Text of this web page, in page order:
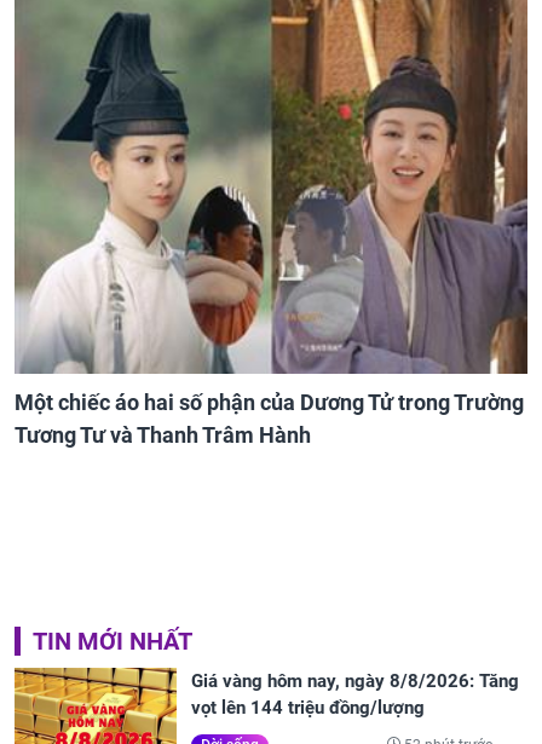
Một chiếc áo hai số phận của Dương Tử trong Trường
Tương Tư và Thanh Trâm Hành
TIN MỚI NHẤT
Giá vàng hôm nay, ngày 8/8/2026: Tăng
vọt lên 144 triệu đồng/lượng